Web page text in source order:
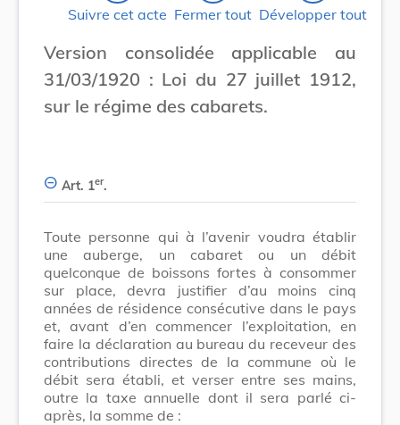
Suivre cet acte Fermer tout Développer tout
Version consolidée applicable au
31/03/1920 : Loi du 27 juillet 1912,
sur le régime des cabarets.
Art. 1er.
Toute personne qui à l’avenir voudra établir
une auberge, un cabaret ou un débit
quelconque de boissons fortes à consommer
sur place, devra justifier d’au moins cinq
années de résidence consécutive dans le pays
et, avant d’en commencer l’exploitation, en
faire la déclaration au bureau du receveur des
contributions directes de la commune où le
débit sera établi, et verser entre ses mains,
outre la taxe annuelle dont il sera parlé ci-
après, la somme de :